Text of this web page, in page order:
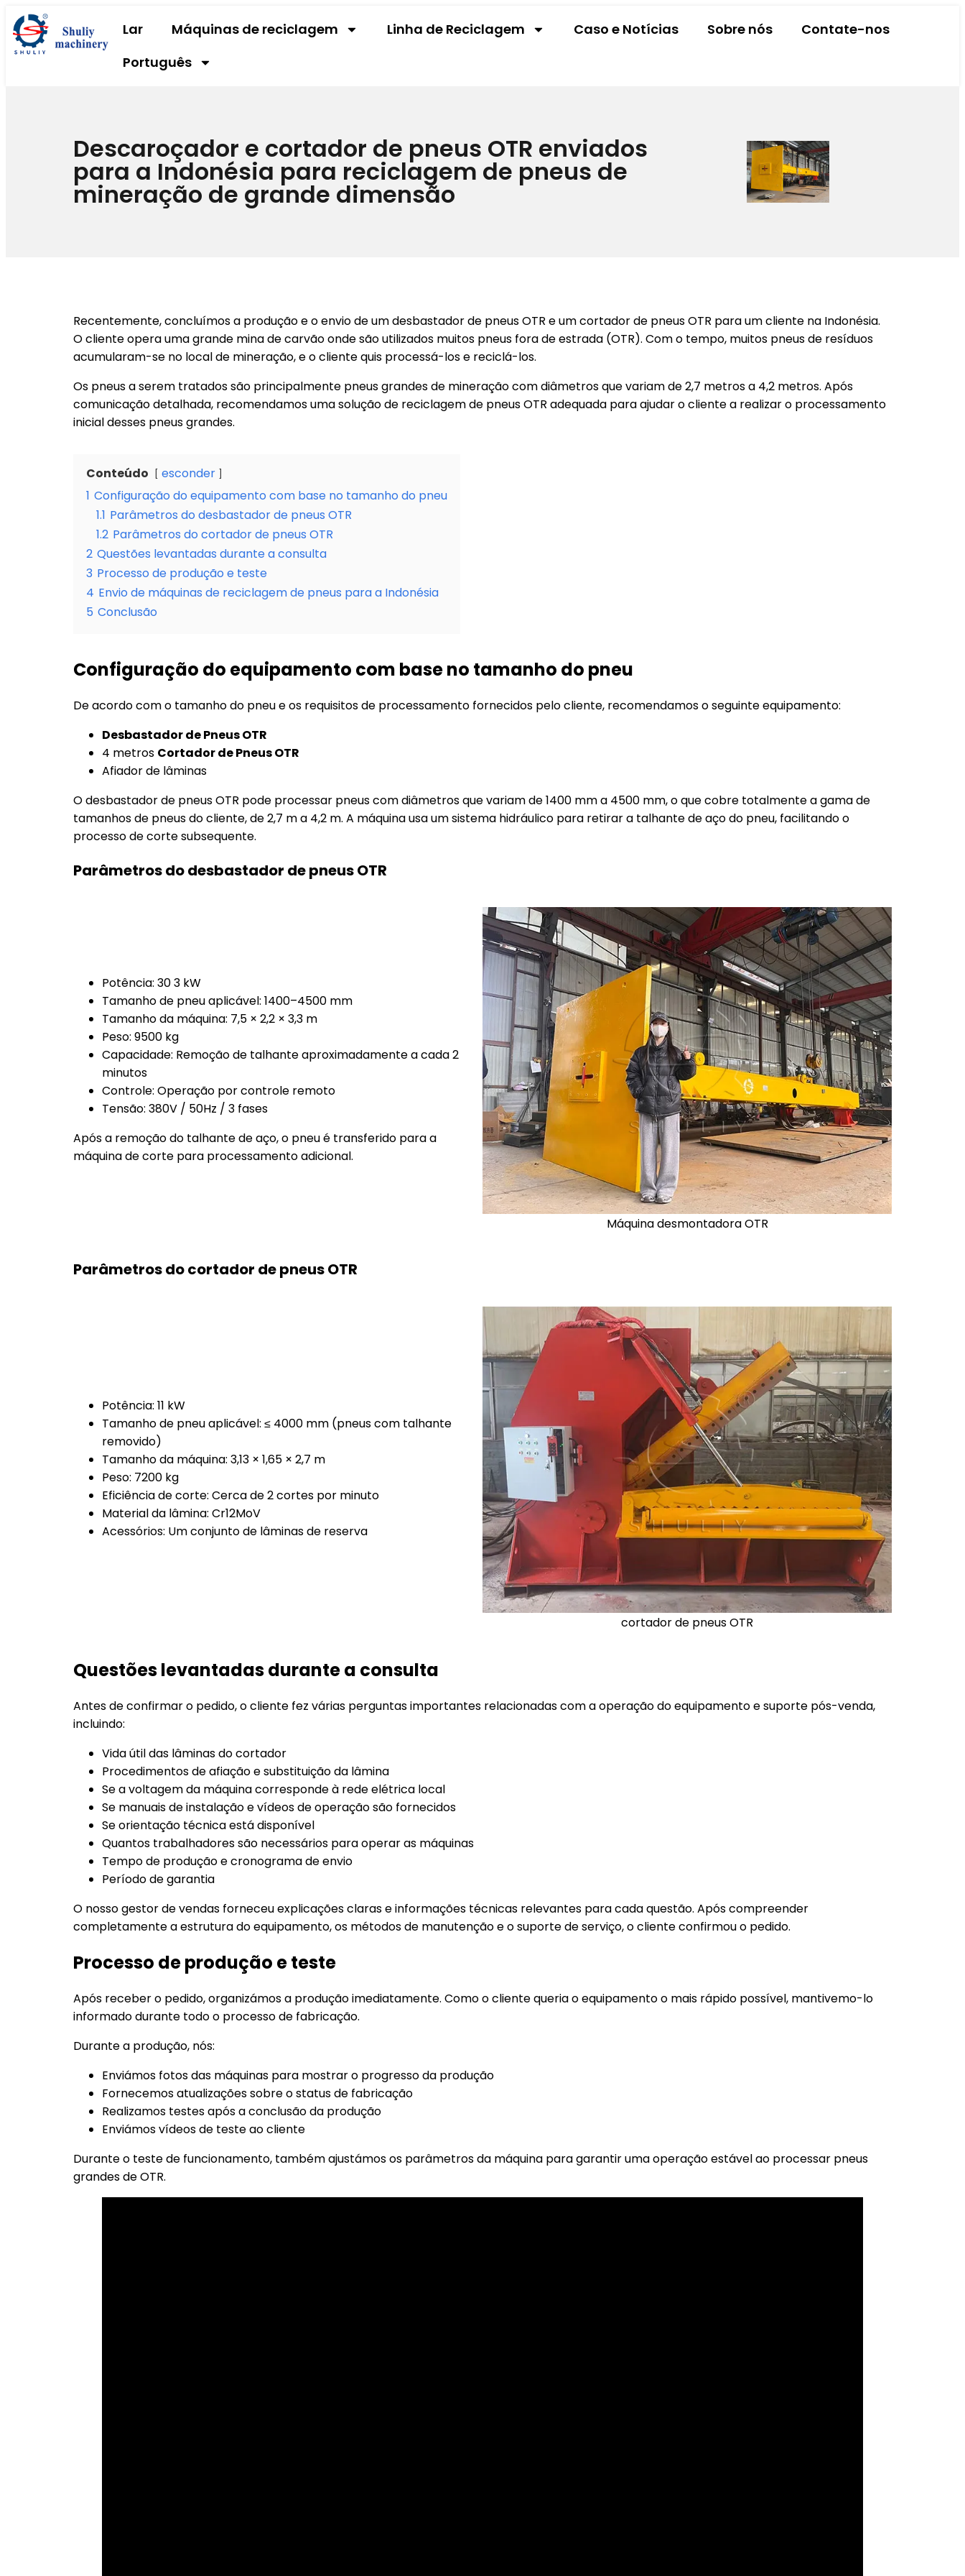
Lar Máquinas de reciclagem Linha de Reciclagem Caso e Notícias Sobre nós
Contate-nos
Português
Descaroçador e cortador de pneus OTR enviados
para a Indonésia para reciclagem de pneus de
mineração de grande dimensão
Recentemente, concluímos a produção e o envio de um desbastador de pneus OTR e um cortador de pneus OTR para um cliente na Indonésia.
O cliente opera uma grande mina de carvão onde são utilizados muitos pneus fora de estrada (OTR). Com o tempo, muitos pneus de resíduos
acumularam-se no local de mineração, e o cliente quis processá-los e reciclá-los.
Os pneus a serem tratados são principalmente pneus grandes de mineração com diâmetros que variam de 2,7 metros a 4,2 metros. Após
comunicação detalhada, recomendamos uma solução de reciclagem de pneus OTR adequada para ajudar o cliente a realizar o processamento
inicial desses pneus grandes.
Conteúdo
esconder
1 Configuração do equipamento com base no tamanho do pneu
1.1 Parâmetros do desbastador de pneus OTR
1.2 Parâmetros do cortador de pneus OTR
2 Questões levantadas durante a consulta
3 Processo de produção e teste
4 Envio de máquinas de reciclagem de pneus para a Indonésia
5 Conclusão
Configuração do equipamento com base no tamanho do pneu
De acordo com o tamanho do pneu e os requisitos de processamento fornecidos pelo cliente, recomendamos o seguinte equipamento:
Desbastador de Pneus OTR
4 metros Cortador de Pneus OTR
Afiador de lâminas
O desbastador de pneus OTR pode processar pneus com diâmetros que variam de 1400 mm a 4500 mm, o que cobre totalmente a gama de
tamanhos de pneus do cliente, de 2,7 m a 4,2 m. A máquina usa um sistema hidráulico para retirar a talhante de aço do pneu, facilitando o
processo de corte subsequente.
Parâmetros do desbastador de pneus OTR
Potência: 30 3 kW
Tamanho de pneu aplicável: 1400–4500 mm
Tamanho da máquina: 7,5 × 2,2 × 3,3 m
Peso: 9500 kg
Capacidade: Remoção de talhante aproximadamente a cada 2
minutos
Controle: Operação por controle remoto
Tensão: 380V / 50Hz / 3 fases
Após a remoção do talhante de aço, o pneu é transferido para a
máquina de corte para processamento adicional.
Máquina desmontadora OTR
Parâmetros do cortador de pneus OTR
Potência: 11 kW
Tamanho de pneu aplicável: ≤ 4000 mm (pneus com talhante
removido)
Tamanho da máquina: 3,13 × 1,65 × 2,7 m
Peso: 7200 kg
Eficiência de corte: Cerca de 2 cortes por minuto
Material da lâmina: Cr12MoV
Acessórios: Um conjunto de lâminas de reserva
cortador de pneus OTR
Questões levantadas durante a consulta
Antes de confirmar o pedido, o cliente fez várias perguntas importantes relacionadas com a operação do equipamento e suporte pós-venda,
incluindo:
Vida útil das lâminas do cortador
Procedimentos de afiação e substituição da lâmina
Se a voltagem da máquina corresponde à rede elétrica local
Se manuais de instalação e vídeos de operação são fornecidos
Se orientação técnica está disponível
Quantos trabalhadores são necessários para operar as máquinas
Tempo de produção e cronograma de envio
Período de garantia
O nosso gestor de vendas forneceu explicações claras e informações técnicas relevantes para cada questão. Após compreender
completamente a estrutura do equipamento, os métodos de manutenção e o suporte de serviço, o cliente confirmou o pedido.
Processo de produção e teste
Após receber o pedido, organizámos a produção imediatamente. Como o cliente queria o equipamento o mais rápido possível, mantivemo-lo
informado durante todo o processo de fabricação.
Durante a produção, nós:
Enviámos fotos das máquinas para mostrar o progresso da produção
Fornecemos atualizações sobre o status de fabricação
Realizamos testes após a conclusão da produção
Enviámos vídeos de teste ao cliente
Durante o teste de funcionamento, também ajustámos os parâmetros da máquina para garantir uma operação estável ao processar pneus
grandes de OTR.